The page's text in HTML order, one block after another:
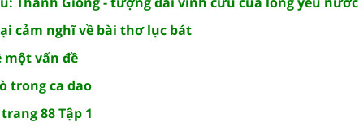
cảm nghĩ về bài thơ lục bát
một vấn đề
trong ca dao
88 Tập 1